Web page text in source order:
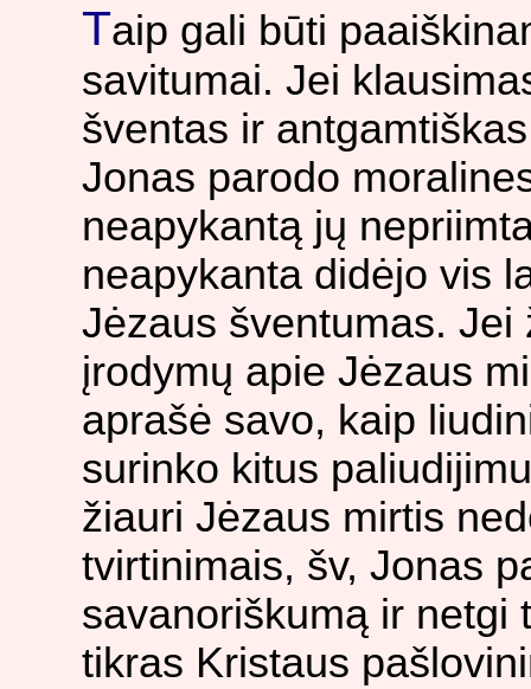
Taip gali būti
savitumai. Jei
šventas ir
Jonas parodo
neapykantą jų
neapykanta didėjo vis
Jėzaus šventumas.
įrodymų apie Jėzaus
aprašė savo, kaip
surinko kitus
žiauri Jėzaus mirtis
tvirtinimais, šv, Jonas
savanoriškumą ir netgi
tikras Kristaus